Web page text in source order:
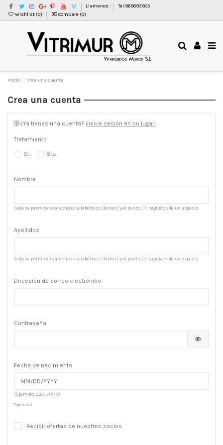
Llamenos:
Tel:968893905
Wishlist (0) Compare (0)
Inicio Crea una cuenta
Crea una cuenta
¿Ya tienes una cuenta? ¡Inicie sesión en su lugar!
Tratamiento
Sr. Sra.
Nombre
Solo se permiten caracteres alfabéticos (letras) y el punto (.), seguidos de un espacio.
Apellidos
Solo se permiten caracteres alfabéticos (letras) y el punto (.), seguidos de un espacio.
Dirección de correo electrónico
Contraseña
Fecha de nacimiento
(Ejemplo: 05/31/1970)
Opcional
Recibir ofertas de nuestros socios